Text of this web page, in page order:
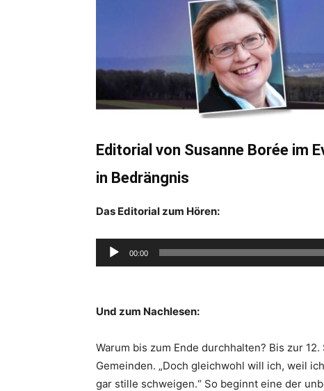
Editorial von Susanne Borée im
in Bedrängnis
Das Editorial zum Hören:
Audio-
Player
00:00
Und zum Nachlesen:
Warum bis zum Ende durchhalten? Bis zur
Gemeinden. „Doch gleichwohl will ich, weil
gar stille schweigen.“ So beginnt eine der